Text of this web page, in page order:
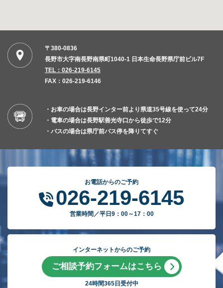
〒380-0836
長野市大字南長野南県町1040-1 日本生命長野県庁前ビル7F
TEL：026-219-6145
FAX：026-219-6146
・お車の場合は長野インター前より県道35号線を使って24分
・電車の場合は長野駅善光寺口から徒歩で12分
・バスの場合は県庁前バス停を降りてすぐ
お電話からのご予約
026-219-6145
営業時間／平日9：00～17：00
インターネットからのご予約
ご相談予約フォームはこちら
24時間365日受付中